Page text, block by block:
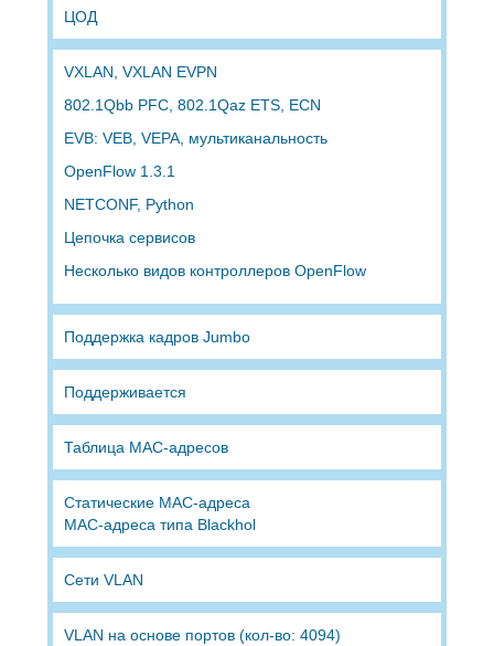
ЦОД
VXLAN, VXLAN EVPN
802.1Qbb PFC, 802.1Qaz ETS, ECN
EVB: VEB, VEPA, мультиканальность
OpenFlow 1.3.1
NETCONF, Python
Цепочка сервисов
Несколько видов контроллеров OpenFlow
Поддержка кадров Jumbo
Поддерживается
Таблица MAC-адресов
Статические MAC-адреса
MAC-адреса типа Blackhol
Сети VLAN
VLAN на основе портов (кол-во: 4094)